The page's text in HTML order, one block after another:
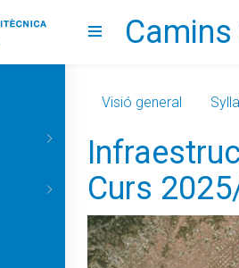
Show menu
Visió general
Curs